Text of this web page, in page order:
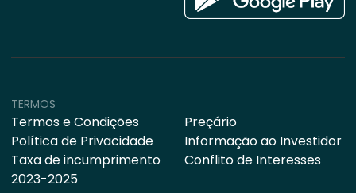
TERMOS
Termos e Condições
Política de Privacidade
Taxa de incumprimento
2023-2025
Preçário
Informação ao Investidor
Conflito de Interesses